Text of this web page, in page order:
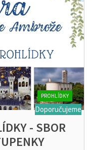
- SBOR
PROHLÍDKY
Doporučujeme